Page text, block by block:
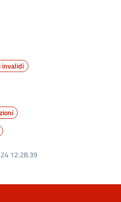
invalidi
12:28.39